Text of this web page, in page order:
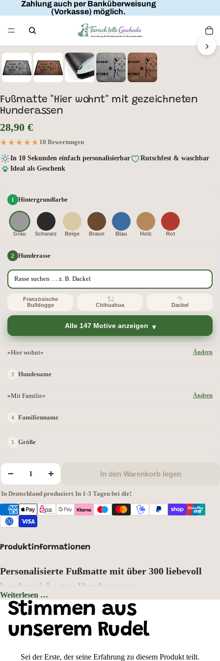
Zahlung auch per Banküberweisung
(Vorkasse) möglich.
HIER WOHNT
HUNDENAME
MIT FAMILIE
FAMILIENNAME ›
Fußmatte "Hier wohnt" mit gezeichneten
Hunderassen
28,90 €
★★★★★
★★★★★ 10 Bewertungen
In 10 Sekunden einfach personalisierbar
Rutschfest & waschbar
Ideal als Geschenk
Hintergrundfarbe
Grau Schwarz Beige Braun Blau Holz Rot
Hunderasse
Französische
Bulldogge
Chihuahua Dackel
Alle 147 Motive anzeigen
»Hier wohnt« Ändern
Hundename
»Mit Familie« Ändern
Familienname
Größe
− + In den Warenkorb legen
In Deutschland produziert In 1-3 Tagen bei dir!
Produktinformationen
Personalisierte Fußmatte mit über 300 liebevoll
handgezeichneten Hunderassen
Zeigen Sie schon an der Haustür, wer hier zu Hause ist. Wählen Sie aus
300 liebevoll handgezeichneten HunderassenIhr Lieblingsmotiv und
gestalten Sie Ihre ganz persönliche Fußmatte mit Wunschtext oder
Hundenamen. Jedes Motiv wurde mit viel Liebe zum Detail gezeichnet und
Weiterlesen …
Hintergrundfarbe: Grau
Stimmen aus
unserem Rudel
Sei der Erste, der seine Erfahrung zu diesem Produkt teilt.